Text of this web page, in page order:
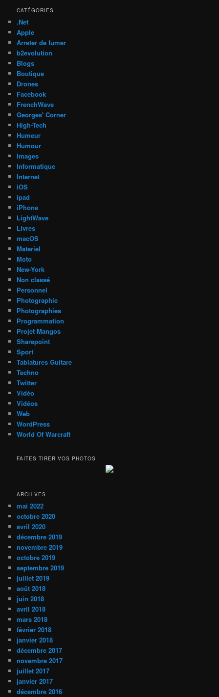
CATÉGORIES
.Net
Apple
Arreter de fumer
b2evolution
Blogs
Boutique
Drones
Facebook
FrenchWave
Georges' Corner
High-Tech
Humeur
Humour
Images
Informatique
Internet
iOS
ipad
iPhone
LightWave
Livres
macOS
Materiel
Moto
New-York
Non classé
Personnel
Photographie
Photographies
Programmation
Projet Mangos
Sharepoint
Sport
Tablatures Guitare
Techno
Twitter
Vidéo
Vidéos
Web
WordPress
World Of Warcraft
FAITES TIRER VOS PHOTOS
ARCHIVES
mai 2022
octobre 2020
avril 2020
décembre 2019
novembre 2019
octobre 2019
septembre 2019
juillet 2019
août 2018
juin 2018
avril 2018
mars 2018
février 2018
janvier 2018
décembre 2017
novembre 2017
juillet 2017
janvier 2017
décembre 2016